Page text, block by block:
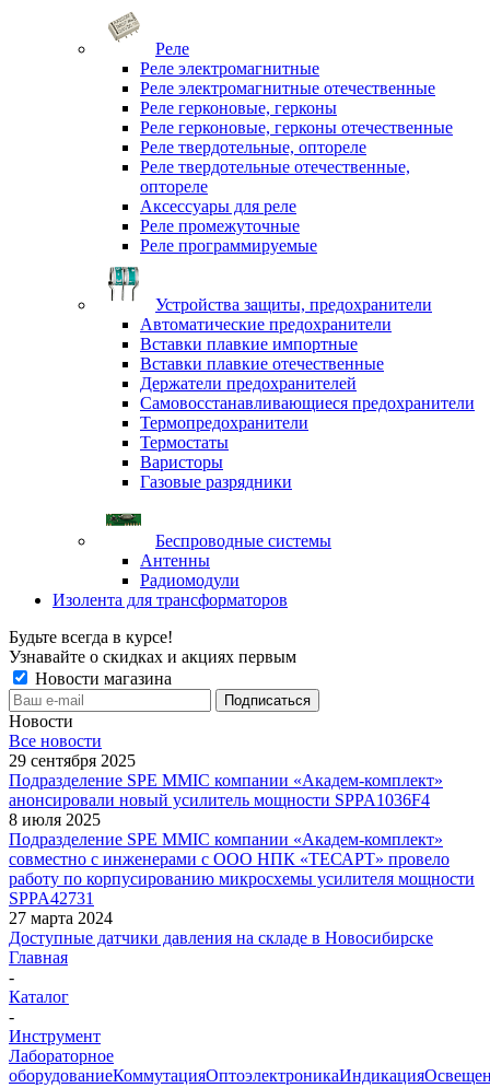
Реле
Реле электромагнитные
Реле электромагнитные отечественные
Реле герконовые, герконы
Реле герконовые, герконы отечественные
Реле твердотельные, оптореле
Реле твердотельные отечественные,
оптореле
Аксессуары для реле
Реле промежуточные
Реле программируемые
Устройства защиты, предохранители
Автоматические предохранители
Вставки плавкие импортные
Вставки плавкие отечественные
Держатели предохранителей
Самовосстанавливающиеся предохранители
Термопредохранители
Термостаты
Варисторы
Газовые разрядники
Беспроводные системы
Антенны
Радиомодули
Изолента для трансформаторов
Будьте всегда в курсе!
Узнавайте о скидках и акциях первым
Новости магазина
Новости
Все новости
29 сентября 2025
Подразделение SPE MMIC компании «Академ-комплект»
анонсировали новый усилитель мощности SPPA1036F4
8 июля 2025
Подразделение SPE MMIC компании «Академ-комплект»
совместно с инженерами с ООО НПК «ТЕСАРТ» провело
работу по корпусированию микросхемы усилителя мощности
SPPA42731
27 марта 2024
Доступные датчики давления на складе в Новосибирске
Главная
-
Каталог
-
Инструмент
Лабораторное
оборудованиеКоммутацияОптоэлектроникаИндикация